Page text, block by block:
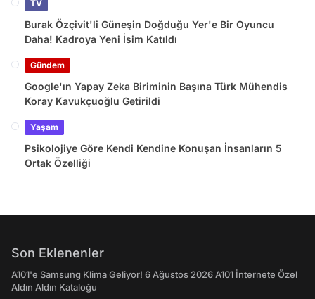
TV
Burak Özçivit'li Güneşin Doğduğu Yer'e Bir Oyuncu
Daha! Kadroya Yeni İsim Katıldı
Gündem
Google'ın Yapay Zeka Biriminin Başına Türk Mühendis
Koray Kavukçuoğlu Getirildi
Yaşam
Psikolojiye Göre Kendi Kendine Konuşan İnsanların 5
Ortak Özelliği
Son Eklenenler
A101'e Samsung Klima Geliyor! 6 Ağustos 2026 A101 İnternete Özel
Aldın Aldın Kataloğu